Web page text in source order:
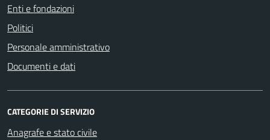
Enti e fondazioni
Politici
Personale amministrativo
Documenti e dati
CATEGORIE DI SERVIZIO
Anagrafe e stato civile